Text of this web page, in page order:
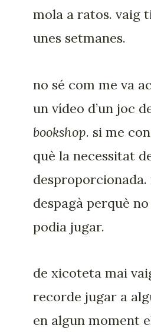
mola a ratos. vaig
unes setmanes.
no sé com me va
un vídeo d’un joc
bookshop. si me
què la necessitat
despagà perquè
podia jugar.
de xicoteta mai
recorde jugar a
en algun moment